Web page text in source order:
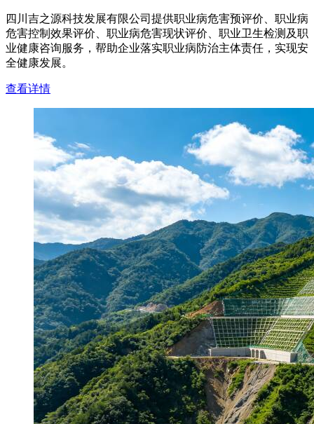
四川吉之源科技发展有限公司提供职业病危害预评价、职业病
危害控制效果评价、职业病危害现状评价、职业卫生检测及职
业健康咨询服务，帮助企业落实职业病防治主体责任，实现安
全健康发展。
查看详情